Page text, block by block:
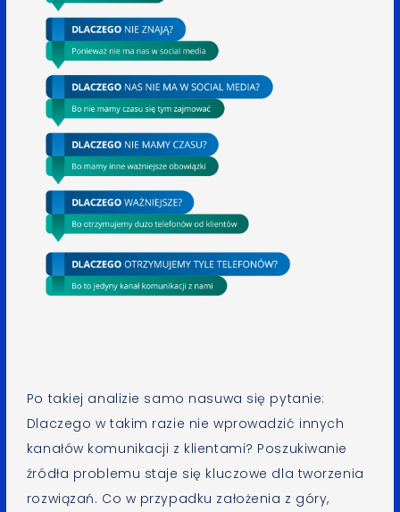
Po takiej analizie samo nasuwa się pytanie:
Dlaczego w takim razie nie wprowadzić innych
kanałów komunikacji z klientami? Poszukiwanie
źródła problemu staje się kluczowe dla tworzenia
rozwiązań. Co w przypadku założenia z góry,